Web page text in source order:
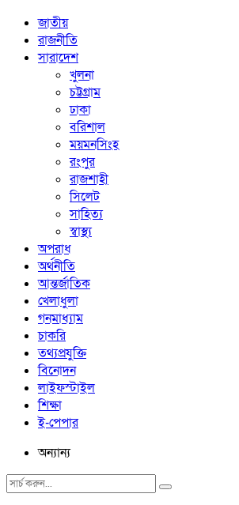
জাতীয়
রাজনীতি
সারাদেশ
খুলনা
চট্টগ্রাম
ঢাকা
বরিশাল
ময়মনসিংহ
রংপুর
রাজশাহী
সিলেট
সাহিত্য
স্বাস্থ্য
অপরাধ
অর্থনীতি
আন্তর্জাতিক
খেলাধুলা
গনমাধ্যাম
চাকরি
তথ্যপ্রযুক্তি
বিনোদন
লাইফস্টাইল
শিক্ষা
ই-পেপার
অন্যান্য